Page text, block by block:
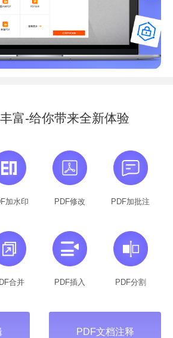
富-给你带来全新体验
加水印 PDF修改 PDF加批注
合并 PDF插入 PDF分割
PDF文档注释